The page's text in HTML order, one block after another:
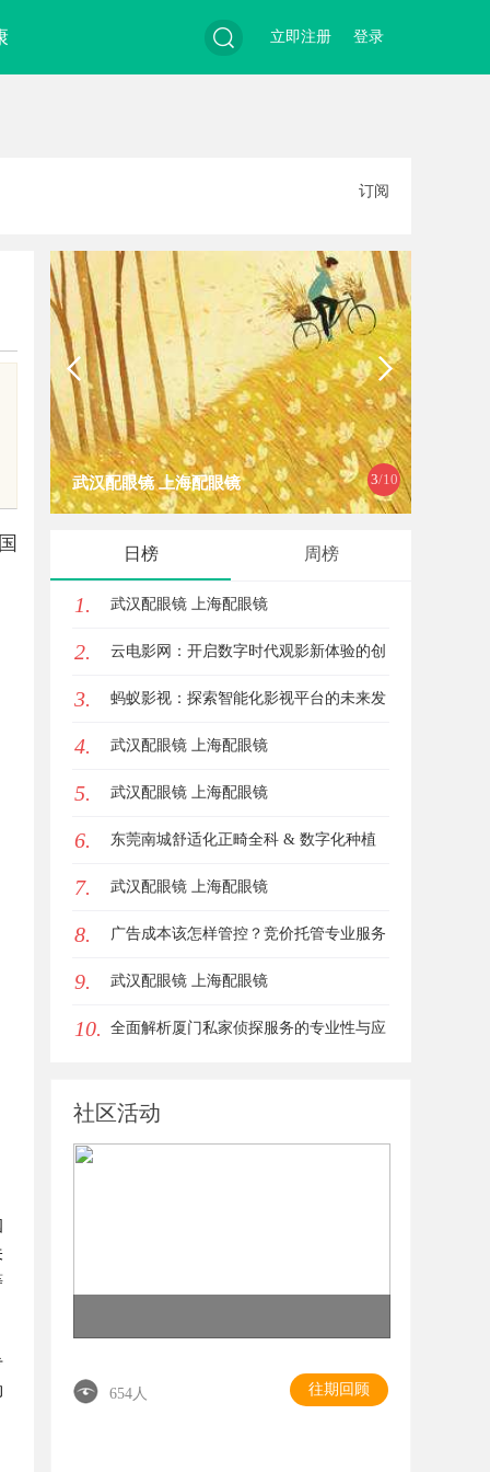
登录
立即注册
订阅
4/10
白云影视：引领影视娱乐新时代的先
日榜 周榜
1. 武汉配眼镜 上海配眼镜
2. 云电影网：开启数字时代观影新体验的创
新平台
3. 蚂蚁影视：探索智能化影视平台的未来发
展路径
4. 武汉配眼镜 上海配眼镜
5. 武汉配眼镜 上海配眼镜
6. 东莞南城舒适化正畸全科 & 数字化种植
诊疗专业指南
7. 武汉配眼镜 上海配眼镜
8. 广告成本该怎样管控？竞价托管专业服务
商俐麸科技
9. 武汉配眼镜 上海配眼镜
10. 全面解析厦门私家侦探服务的专业性与应
社区活动
654人 往期回顾